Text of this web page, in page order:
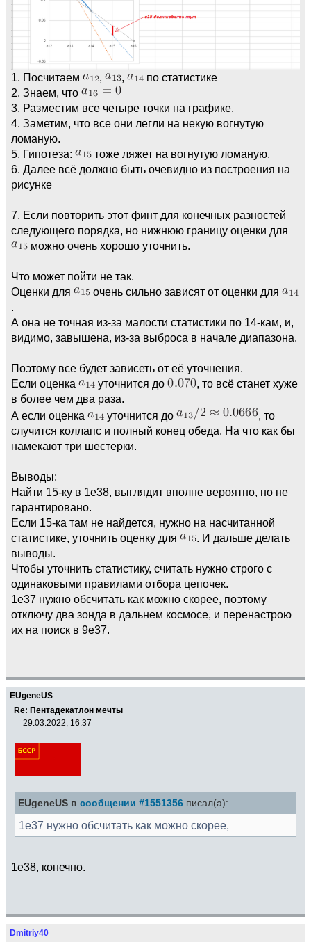
if(k==#v, f=concat(f,", FOUND!!!"));
u=0; uu=0; foreach(s,d,
w=concat(w,strprintf("%3d,",d)); if(d==12,
uu=max(uu,u++), uu=max(uu,u);u=0););
w=concat(w,strprintf(" valids=%d,
maxlen=%d%s", k,uu,f));
print(ff[g],": ",w);
write(concat(pat[g],".out"),w);
);
);
);
printf("N=%d, %0.3fs (%0.3fs in
PARI) per round.\t\t\t\n",q,(getwalltime()-
t0)/1e3,gettime()/1e3);
quit;
1. Посчитаем , ,
по статистике
2. Знаем, что
3. Разместим все четыре точки на графике.
4. Заметим, что все они легли на некую вогнутую
ломаную.
5. Гипотеза:
тоже ляжет на вогнутую ломаную.
6. Далее всё должно быть очевидно из построения на
рисунке
7. Если повторить этот финт для конечных разностей
следующего порядка, но нижнюю границу оценки для
можно очень хорошо уточнить.
Что может пойти не так.
Оценки для
очень сильно зависят от оценки для
.
А она не точная из-за малости статистики по 14-кам, и,
видимо, завышена, из-за выброса в начале диапазона.
Поэтому все будет зависеть от её уточнения.
Если оценка
уточнится до
, то всё станет хуже
в более чем два раза.
А если оценка
уточнится до
, то
случится коллапс и полный конец обеда. На что как бы
намекают три шестерки.
Выводы:
Найти 15-ку в 1е38, выглядит вполне вероятно, но не
гарантировано.
Если 15-ка там не найдется, нужно на насчитанной
статистике, уточнить оценку для
. И дальше делать
выводы.
Чтобы уточнить статистику, считать нужно строго с
одинаковыми правилами отбора цепочек.
1e37 нужно обсчитать как можно скорее, поэтому
отключу два зонда в дальнем космосе, и перенастрою
их на поиск в 9е37.
EUgeneUS
Re: Пентадекатлон мечты
29.03.2022, 16:37
EUgeneUS в сообщении #1551356 писал(а):
1e37 нужно обсчитать как можно скорее,
1е38, конечно.
Dmitriy40